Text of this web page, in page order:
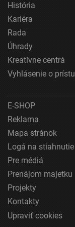
Meranie
alebo spájania
Špeciálne funkcie IAB:
Používanie
polohe
Identifikácia
vyžiadaných
Účely spracovania, ktoré
Nevyhnutné
Výkonostné
História
Kariéra
Rada
Úhrady
Kreatívne centrá
Vyhlásenie o
E-SHOP
Reklama
Mapa stránok
Logá na stiahnutie
Pre médiá
Prenájom majetku
Projekty
Kontakty
Upraviť cookies